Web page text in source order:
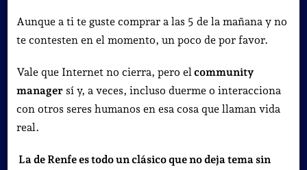
Aunque a ti te guste comprar a las 5 de la mañana y no
te contesten en el momento, un poco de por favor.
Vale que Internet no cierra, pero elcommunity
managersí y, a veces, incluso duerme o interacciona
con otros seres humanos en esa cosa que llaman vida
real.
La de Renfe es todo un clásico que no deja tema sin